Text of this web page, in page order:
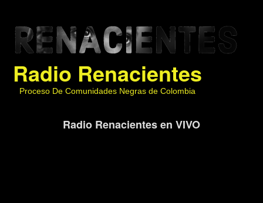
Radio Renacientes
Proceso De Comunidades Negras de Colombia
Radio Renacientes en VIVO